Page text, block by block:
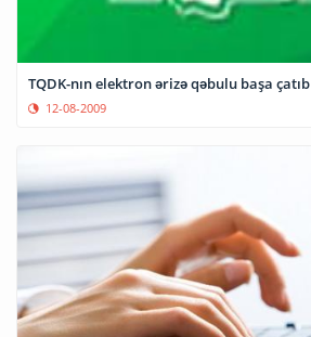
TQDK-nın elektron ərizə qəbulu başa çatıb
12-08-2009